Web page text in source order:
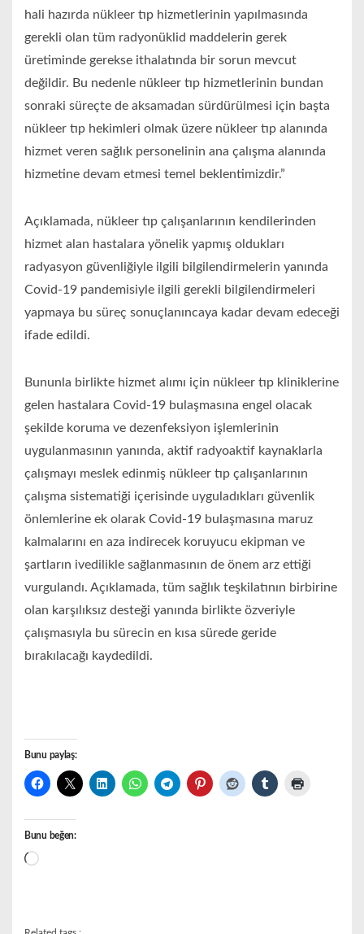
hali hazırda nükleer tıp hizmetlerinin yapılmasında
gerekli olan tüm radyonüklid maddelerin gerek
üretiminde gerekse ithalatında bir sorun mevcut
değildir. Bu nedenle nükleer tıp hizmetlerinin bundan
sonraki süreçte de aksamadan sürdürülmesi için başta
nükleer tıp hekimleri olmak üzere nükleer tıp alanında
hizmet veren sağlık personelinin ana çalışma alanında
hizmetine devam etmesi temel beklentimizdir.”
Açıklamada, nükleer tıp çalışanlarının kendilerinden
hizmet alan hastalara yönelik yapmış oldukları
radyasyon güvenliğiyle ilgili bilgilendirmelerin yanında
Covid-19 pandemisiyle ilgili gerekli bilgilendirmeleri
yapmaya bu süreç sonuçlanıncaya kadar devam edeceği
ifade edildi.
Bununla birlikte hizmet alımı için nükleer tıp kliniklerine
gelen hastalara Covid-19 bulaşmasına engel olacak
şekilde koruma ve dezenfeksiyon işlemlerinin
uygulanmasının yanında, aktif radyoaktif kaynaklarla
çalışmayı meslek edinmiş nükleer tıp çalışanlarının
çalışma sistematiği içerisinde uyguladıkları güvenlik
önlemlerine ek olarak Covid-19 bulaşmasına maruz
kalmalarını en aza indirecek koruyucu ekipman ve
şartların ivedilikle sağlanmasının de önem arz ettiği
vurgulandı. Açıklamada, tüm sağlık teşkilatının birbirine
olan karşılıksız desteği yanında birlikte özveriyle
çalışmasıyla bu sürecin en kısa sürede geride
bırakılacağı kaydedildi.
Bunu paylaş:
Bunu beğen:
Yükleniyor...